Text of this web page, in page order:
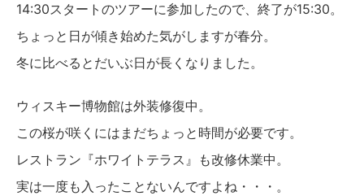
14:30スタートのツアーに参加したので、終了が15:30。
ちょっと日が傾き始めた気がしますが春分。
冬に比べるとだいぶ日が長くなりました。
ウィスキー博物館は外装修復中。
この桜が咲くにはまだちょっと時間が必要です。
レストラン『ホワイトテラス』も改修休業中。
実は一度も入ったことないんですよね・・・。